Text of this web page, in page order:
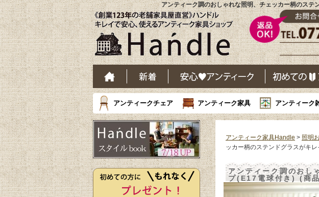
アンティーク調のおしゃれな照明、チェッカー柄のス
アンティークチェア アンティーク家具 アンティーク
アンティーク家具Handle > 照明
ッカー柄のステンドグラスがキ
アンティーク調のおし
プ(E17電球付き) (商